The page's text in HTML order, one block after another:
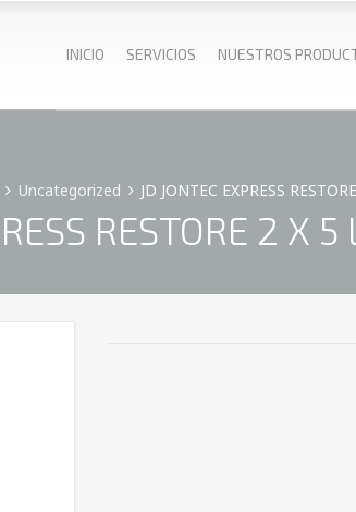
INICIO SERVICIOS NUESTROS
Uncategorized JD JONTEC EXPRESS
RESTORE 2